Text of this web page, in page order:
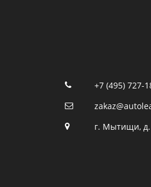
+7 (495) 727-
г. Мытищи, д.